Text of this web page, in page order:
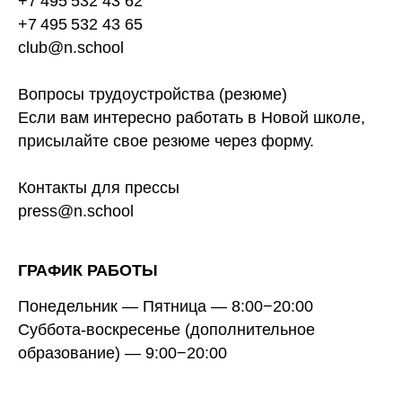
+7 495 532 43 65
club@n.school
Вопросы трудоустройства (резюме)
Если вам интересно работать в Новой школе,
присылайте свое резюме через форму.
Контакты для прессы
press@n.school
ГРАФИК РАБОТЫ
Понедельник — Пятница — 8:00−20:00
Суббота-воскресенье (дополнительное
образование) — 9:00−20:00